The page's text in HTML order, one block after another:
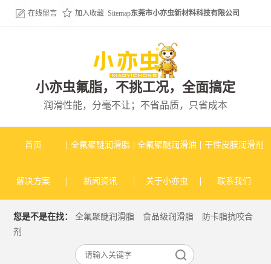
在线留言 加入收藏 Sitemap东莞市小亦虫新材料科技有限公司
小亦虫氟脂，不挑工况，全面搞定
润滑性能，分毫不让；不省品质，只省成本
首页 全氟聚醚润滑脂 全氟聚醚润滑油 干性皮膜润滑剂
解决方案 新闻资讯 关于小亦虫 联系我们
您是不是在找：全氟聚醚润滑脂 食品级润滑脂
防卡脂抗咬合
剂